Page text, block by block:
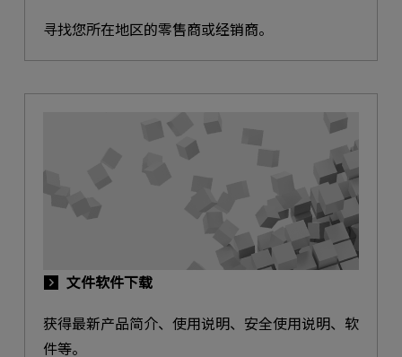
寻找您所在地区的零售商或经销商。
文件软件下载
获得最新产品简介、使用说明、安全使用说明、软
件等。